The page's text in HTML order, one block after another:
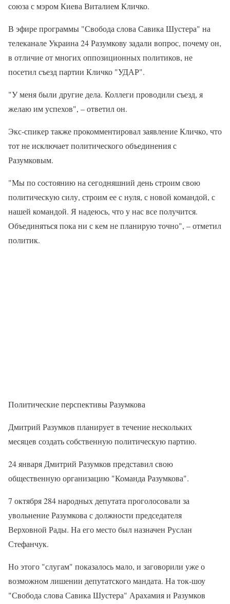
союза с мэром Киева Виталием Кличко.
В эфире программы "Свобода слова Савика Шустера" на
телеканале Украина 24 Разумкову задали вопрос, почему он,
в отличие от многих оппозиционных политиков, не
посетил съезд партии Кличко "УДАР".
"У меня были другие дела. Коллеги проводили съезд, я
желаю им успехов", – ответил он.
Экс-спикер также прокомментировал заявление Кличко, что
тот не исключает политического объединения с
Разумковым.
"Мы по состоянию на сегодняшний день строим свою
политическую силу, строим ее с нуля, с новой командой, с
нашей командой. Я надеюсь, что у нас все получится.
Объединяться пока ни с кем не планирую точно", – отметил
политик.
Политические перспективы Разумкова
Дмитрий Разумков планирует в течение нескольких
месяцев создать собственную политическую партию.
24 января Дмитрий Разумков представил свою
общественную организацию "Команда Разумкова".
7 октября 284 народных депутата проголосовали за
увольнение Разумкова с должности председателя
Верховной Рады. На его место был назначен Руслан
Стефанчук.
Но этого "слугам" показалось мало, и заговорили уже о
возможном лишении депутатского мандата. На ток-шоу
"Свобода слова Савика Шустера" Арахамия и Разумков